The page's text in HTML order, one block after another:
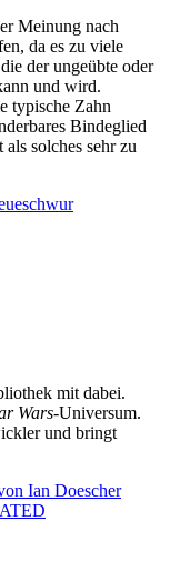
Meinung nach
da es zu viele
der ungeübte oder
und wird.
typische Zahn
Bindeglied
solches sehr zu
mit dabei.
Wars-Universum.
und bringt
Ian Doescher